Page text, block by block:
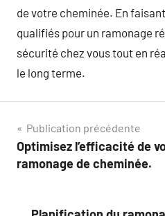
de votre cheminée. En
qualifiés pour un ramonage
sécurité chez vous tout en
le long terme.
Navigation
de
Publication précédente
Optimisez l’efficacité de
ramonage de cheminée.